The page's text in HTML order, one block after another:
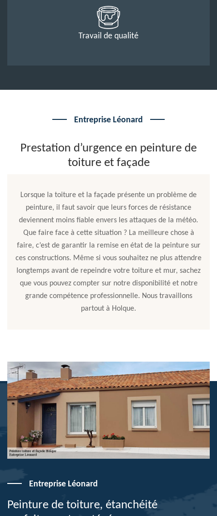
Travail de qualité
Entreprise Léonard
Prestation d’urgence en peinture de
toiture et façade
Lorsque la toiture et la façade présente un problème de
peinture, il faut savoir que leurs forces de résistance
deviennent moins fiable envers les attaques de la météo.
Que faire face à cette situation ? La meilleure chose à
faire, c’est de garantir la remise en état de la peinture sur
ces constructions. Même si vous souhaitez ne plus attendre
longtemps avant de repeindre votre toiture et mur, sachez
que vous pouvez compter sur notre disponibilité et notre
grande compétence professionnelle. Nous travaillons
partout à Holque.
Entreprise Léonard
Peinture de toiture, étanchéité